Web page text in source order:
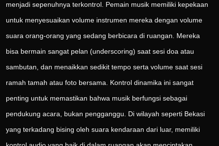
menjadi sepenuhnya terkontrol. Pemain musik memiliki kepekaan
untuk menyesuaikan volume instrumen mereka dengan volume
suara orang-orang yang sedang berbicara di ruangan. Mereka
bisa bermain sangat pelan (underscoring) saat sesi doa atau
sambutan, dan menaikkan sedikit tempo serta volume saat sesi
ramah tamah atau foto bersama. Kontrol dinamika ini sangat
penting untuk memastikan bahwa musik berfungsi sebagai
pendukung acara, bukan pengganggu. Di wilayah seperti Bekasi
yang terkadang bising oleh suara kendaraan dari luar, memiliki